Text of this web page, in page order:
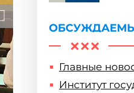
Главные
Институт